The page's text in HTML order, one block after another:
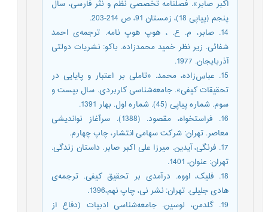
اکبر صابر». فصلنامه تخصصی نظم و نثر فارسی، سال
پنجم (پیاپی 18)، زمستان 91، ص 214-203.
14. صابر، م. ع. ، هوپ هوپ نامه. ترجمه‌ی احمد
شفائی. زیر نظر خمید محمدزاده. باکو: نشریات دولتی
آذربایجان. 1977.
15. عباس‌زاده، محمد. «تاملی بر اعتبار و پایایی در
تحقیقات کیفی». جامعه‌شناسی کاربردی. سال بیست و
سوم. شماره پیاپی (45). شماره اول. بهار 1391.
16. فراستخواه، مقصود. (1388). سرآغاز نواندیشی
معاصر. تهران: شرکت سهامی انتشار، چاپ چهارم.
17. فرنگی، آیدین. میرزا علی اکبر صابر. داستان زندگی.
تهران: عنوان، 1401.
18. فلیک، اووه. درآمدی بر تحقیق کیفی. ترجمه‌ی
هادی جلیلی. تهران: نشر نی، چاپ نهم،1396.
19. گلدمن، لوسین. جامعه‌شناسی ادبیات (دفاع از